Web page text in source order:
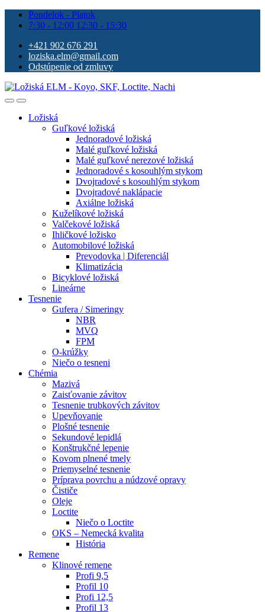
Pondelok - Piatok
7:30 - 12:00 12:30 - 15:30
+421 902 676 291
loziska.elm@gmail.com
Odstúpenie od zmluvy
Ložiská
Guľkové ložiská
Jednoradové ložiská
Malé guľkové ložiská
Malé guľkové nerezové ložiská
Jednoradové s kosouhlým stykom
Dvojradové s kosouhlým stykom
Dvojradové naklápacie
Axiálne ložiská
Kuželíkové ložiská
Valčekové ložiská
Ihličkové ložisko
Automobilové ložiská
Prevodovka | Diferenciál
Klimatizácia
Bicyklové ložiská
Lineárne
Tesnenie
Gufera / Simeringy
NBR
MVQ
FPM
O-krúžky
Niečo o tesneni
Chémia
Mazivá
Zaisťovanie závitov
Tesnenie trubkových závitov
Upevňovanie
Plošné tesnenie
Sekundové lepidlá
Konštrukčné lepenie
Kovom plnené tmely
Priemyselné tesnenie
Príprava povrchu a núdzové opravy
Čističe
Oleje
Loctite
Niečo o Loctite
OKS – Nemecká kvalita
História
Remene
Klinové remene
Profi 9,5
Profil 10
Profi 12,5
Profil 13